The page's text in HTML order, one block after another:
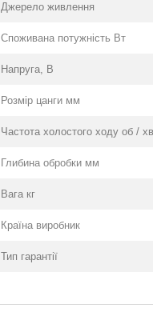
Джерело живлення
Споживана потужність Вт
Напруга, В
Розмір цанги мм
Частота холостого ходу об / хв
Глибина обробки мм
Вага кг
Країна виробник
Тип гарантії